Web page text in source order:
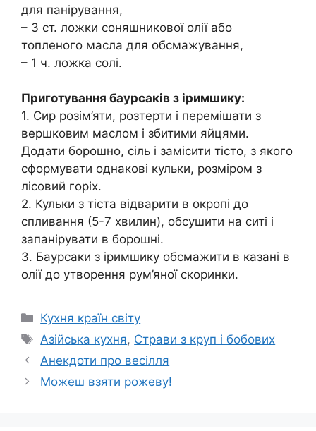
для панірування,
– 3 ст. ложки соняшникової олії або
топленого масла для обсмажування,
– 1 ч. ложка солі.
Приготування баурсаків з іримшику:
1. Сир розім’яти, розтерти і перемішати з
вершковим маслом і збитими яйцями.
Додати борошно, сіль і замісити тісто, з якого
сформувати однакові кульки, розміром з
лісовий горіх.
2. Кульки з тіста відварити в окропі до
спливання (5-7 хвилин), обсушити на ситі і
запанірувати в борошні.
3. Баурсаки з іримшику обсмажити в казані в
олії до утворення рум’яної скоринки.
Категорії
Кухня країн світу
Позначки
Азійська кухня, Страви з круп і бобових
Анекдоти про весілля
Можеш взяти рожеву!